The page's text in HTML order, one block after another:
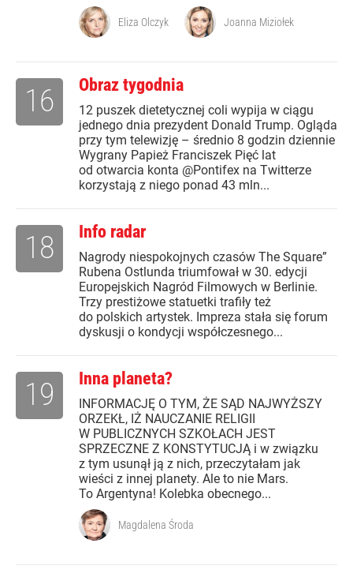
Eliza Olczyk Joanna Miziołek
Obraz tygodnia
12 puszek dietetycznej coli wypija w ciągu
jednego dnia prezydent Donald Trump. Ogląda
przy tym telewizję – średnio 8 godzin dziennie
Wygrany Papież Franciszek Pięć lat
od otwarcia konta @Pontifex na Twitterze
korzystają z niego ponad 43 mln...
16
Info radar
Nagrody niespokojnych czasów The Square”
Rubena Ostlunda triumfował w 30. edycji
Europejskich Nagród Filmowych w Berlinie.
Trzy prestiżowe statuetki trafiły też
do polskich artystek. Impreza stała się forum
dyskusji o kondycji współczesnego...
18
Inna planeta?
INFORMACJĘ O TYM, ŻE SĄD NAJWYŻSZY
ORZEKŁ, IŻ NAUCZANIE RELIGII
W PUBLICZNYCH SZKOŁACH JEST
SPRZECZNE Z KONSTYTUCJĄ i w związku
z tym usunął ją z nich, przeczytałam jak
wieści z innej planety. Ale to nie Mars.
To Argentyna! Kolebka obecnego...
19
Magdalena Środa